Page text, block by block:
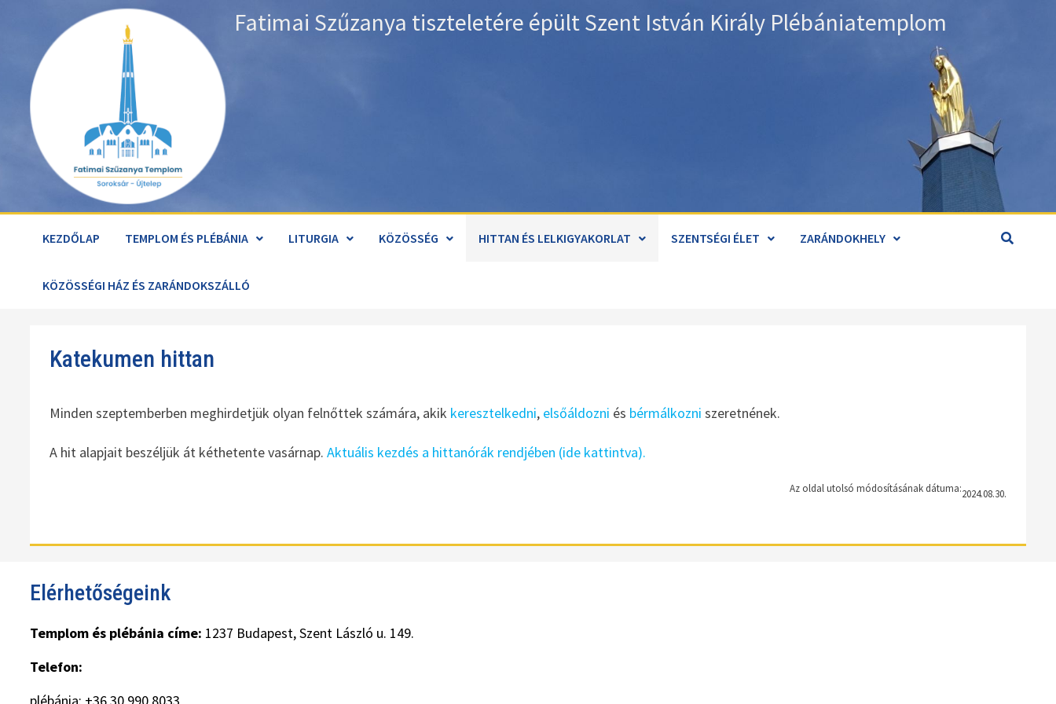
Fatimai Szűzanya tiszteletére épült Szent István Király Plébániatemplom
KEZDŐLAP TEMPLOM ÉS PLÉBÁNIA LITURGIA KÖZÖSSÉG HITTAN ÉS LELKIGYAKORLAT SZENTSÉGI ÉLET ZARÁNDOKHELY
KÖZÖSSÉGI HÁZ ÉS ZARÁNDOKSZÁLLÓ
Katekumen hittan
Minden szeptemberben meghirdetjük olyan felnőttek számára, akik keresztelkedni, elsőáldozni és bérmálkozniszeretnének.
A hit alapjait beszéljük át kéthetente vasárnap.Aktuális kezdés a hittanórák rendjében (ide kattintva).
Az oldal utolsó módosításának dátuma:2024.08.30.
Elérhetőségeink
Templom és plébánia címe: 1237 Budapest, Szent László u. 149.
Telefon:
plébánia: +36 30 990 8033